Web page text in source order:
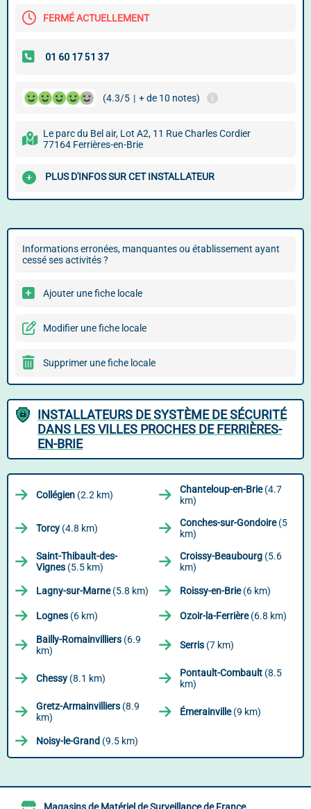
FERMÉ ACTUELLEMENT
(4.3/5 | + de 10 notes)
Le parc du Bel air, Lot A2, 11 Rue Charles Cordier
77164 Ferrières-en-Brie
PLUS D'INFOS SUR CET INSTALLATEUR
Informations erronées, manquantes ou établissement ayant
cessé ses activités ?
Ajouter une fiche locale
Modifier une fiche locale
Supprimer une fiche locale
INSTALLATEURS DE SYSTÈME DE SÉCURITÉ
DANS LES VILLES PROCHES DE FERRIÈRES-
EN-BRIE
Collégien (2.2 km) Chanteloup-en-Brie(4.7
km)
Torcy (4.8 km) Conches-sur-Gondoire(5
km)
Saint-Thibault-des-
Vignes (5.5 km)
Croissy-Beaubourg (5.6
km)
Lagny-sur-Marne(5.8 km) Roissy-en-Brie(6 km)
Lognes (6 km) Ozoir-la-Ferrière(6.8 km)
Bailly-Romainvilliers (6.9
km)
Serris (7 km)
Chessy (8.1 km) Pontault-Combault (8.5
km)
Gretz-Armainvilliers (8.9
km)
Émerainville(9 km)
Noisy-le-Grand (9.5 km)